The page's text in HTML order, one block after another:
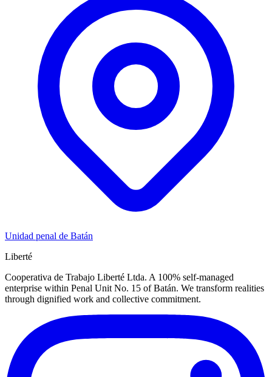
Unidad penal de Batán
Liberté
Cooperativa de Trabajo Liberté Ltda. A 100% self-managed
enterprise within Penal Unit No. 15 of Batán. We transform realities
through dignified work and collective commitment.